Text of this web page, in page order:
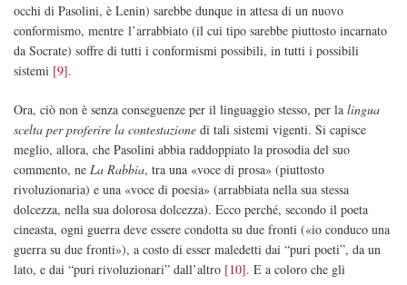
occhi di Pasolini, è Lenin) sarebbe dunque in attesa di un nuovo
conformismo, mentre l’arrabbiato (il cui tipo sarebbe piuttosto incarnato
da Socrate) soffre di tutti i conformismi possibili, in tutti i possibili
sistemi [9].
Ora, ciò non è senza conseguenze per il linguaggio stesso, per la lingua
scelta per proferire la contestazione di tali sistemi vigenti. Si capisce
meglio, allora, che Pasolini abbia raddoppiato la prosodia del suo
commento, ne La Rabbia, tra una «voce di prosa» (piuttosto
rivoluzionaria) e una «voce di poesia» (arrabbiata nella sua stessa
dolcezza, nella sua dolorosa dolcezza). Ecco perché, secondo il poeta
cineasta, ogni guerra deve essere condotta su due fronti («io conduco una
guerra su due fronti»), a costo di esser maledetti dai “puri poeti”, da un
lato, e dai “puri rivoluzionari” dall’altro [10]. E a coloro che gli